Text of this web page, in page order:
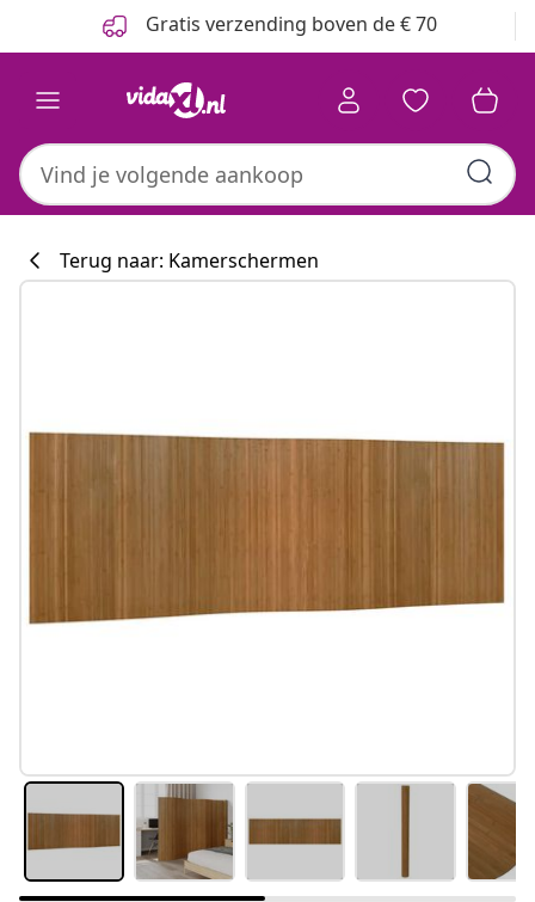
Gratis verzending boven de € 70
Terug naar: Kamerschermen